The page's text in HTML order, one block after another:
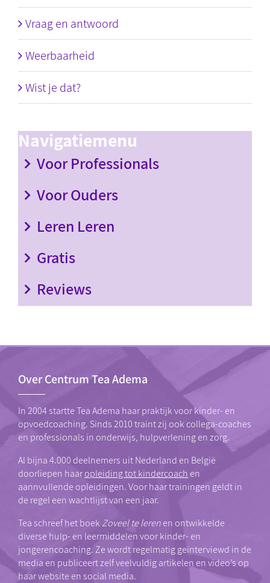
Vraag en antwoord
Weerbaarheid
Wist je dat?
Navigatiemenu
Voor Professionals
Voor Ouders
Leren Leren
Gratis
Reviews
Over Centrum Tea Adema
In 2004 startte Tea Adema haar praktijk voor kinder- en
opvoedcoaching. Sinds 2010 traint zij ook collega-coaches
en professionals in onderwijs, hulpverlening en zorg.
Al bijna 4.000 deelnemers uit Nederland en België
doorliepen haaropleiding tot kindercoachen
aannvullende opleidingen. Voor haar trainingen geldt in
de regel een wachtlijst van een jaar.
Tea schreef het boek Zoveel te lerenen ontwikkelde
diverse hulp- en leermiddelen voor kinder- en
jongerencoaching. Ze wordt regelmatig geïnterviewd in de
media en publiceert zelf veelvuldig artikelen en video’s op
haar website en social media.